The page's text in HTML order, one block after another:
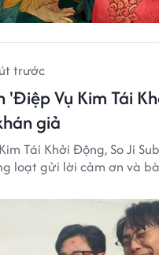
trước
'Điệp Vụ Kim Tái
giả
Tái Khởi Động, So Ji
loạt gửi lời cảm ơn và